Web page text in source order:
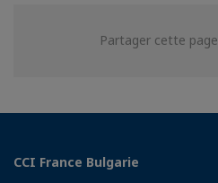
Partager cette page
CCI France Bulgarie